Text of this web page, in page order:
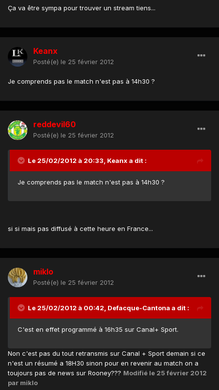
Ça va être sympa pour trouver un stream tiens...
Keanx
Posté(e) le 25 février 2012
Je comprends pas le match n'est pas à 14h30 ?
reddevil60
Posté(e) le 25 février 2012
Le 25/02/2012 à 20:33, Keanx a dit :
Je comprends pas le match n'est pas à 14h30 ?
si si mais pas diffusé à cette heure en France...
miklo
Posté(e) le 25 février 2012
Le 25/02/2012 à 00:42, Defacque-Cantona a dit :
C'est en effet programmé à 16h35 sur Canal+ Sport.
Non c'est pas du tout retransmis sur Canal + Sport demain si ce
n'est un résumé a 18H30 sinon pour en revenir au match on a
toujours pas de news sur Rooney??? Modifié le 25 février 2012
par miklo